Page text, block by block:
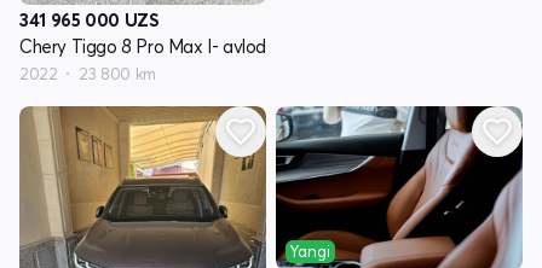
341 965 000 UZS
Chery Tiggo 8 Pro Max I- avlod
2022 23 800 km
Yangi